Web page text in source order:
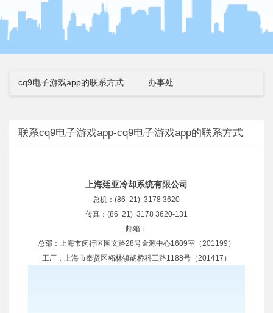
cq9电子游戏app的联系方式 办事处
联系cq9电子游戏app-cq9电子游戏app的联系方式
上海廷亚冷却系统有限公司
总机：(86 21) 3178 3620
传真：(86 21) 3178 3620-131
邮箱：
总部：上海市闵行区园文路28号金源中心1609室（201199）
工厂：上海市奉贤区柘林镇胡桥科工路1188号（201417）